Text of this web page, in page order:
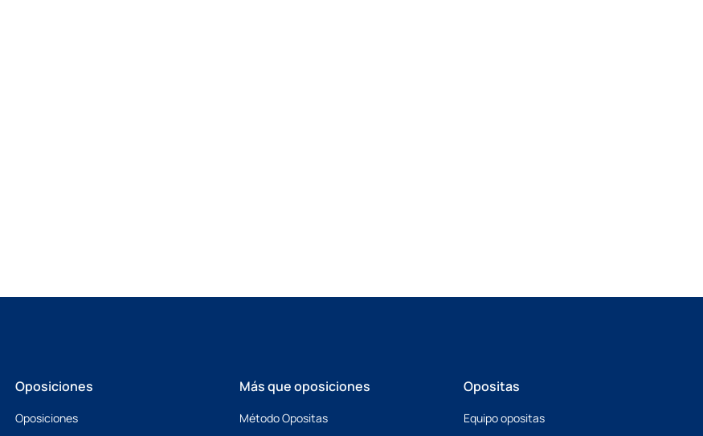
Oposiciones
Oposiciones
Más que oposiciones
Método Opositas
Opositas
Equipo opositas